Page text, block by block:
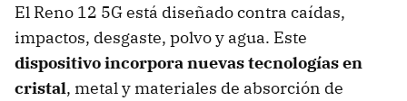
El Reno 12 5G está diseñado contra caídas,
impactos, desgaste, polvo y agua. Este
dispositivo incorpora nuevas tecnologías en
cristal, metal y materiales de absorción de